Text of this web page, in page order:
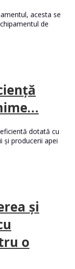
acesta se
de
dotată cu
și producerii apei
și
o